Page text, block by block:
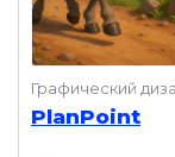
Графический
PlanPoint